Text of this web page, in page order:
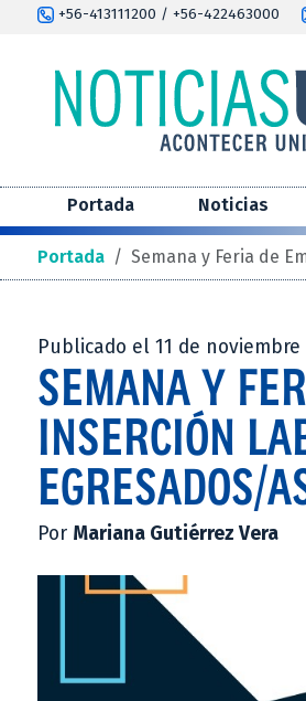
+56-413111200 / +56-422463000
Portada Noticias
Portada / Semana y Feria de
Publicado el 11 de noviembre
SEMANA Y
INSERCIÓN
EGRESADOS/
Por Mariana Gutiérrez Vera